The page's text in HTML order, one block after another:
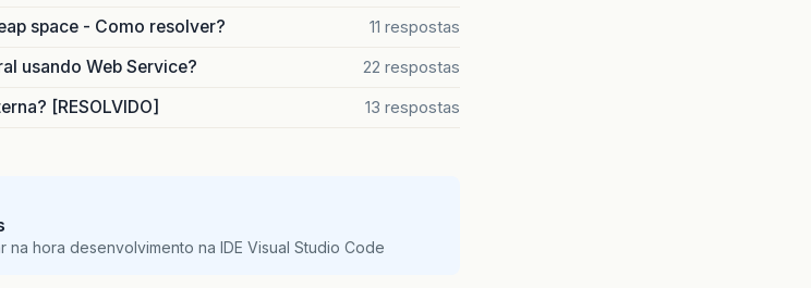
space - Como resolver? 11 respostas
usando Web Service? 22 respostas
[RESOLVIDO] 13 respostas
hora desenvolvimento na IDE Visual Studio Code